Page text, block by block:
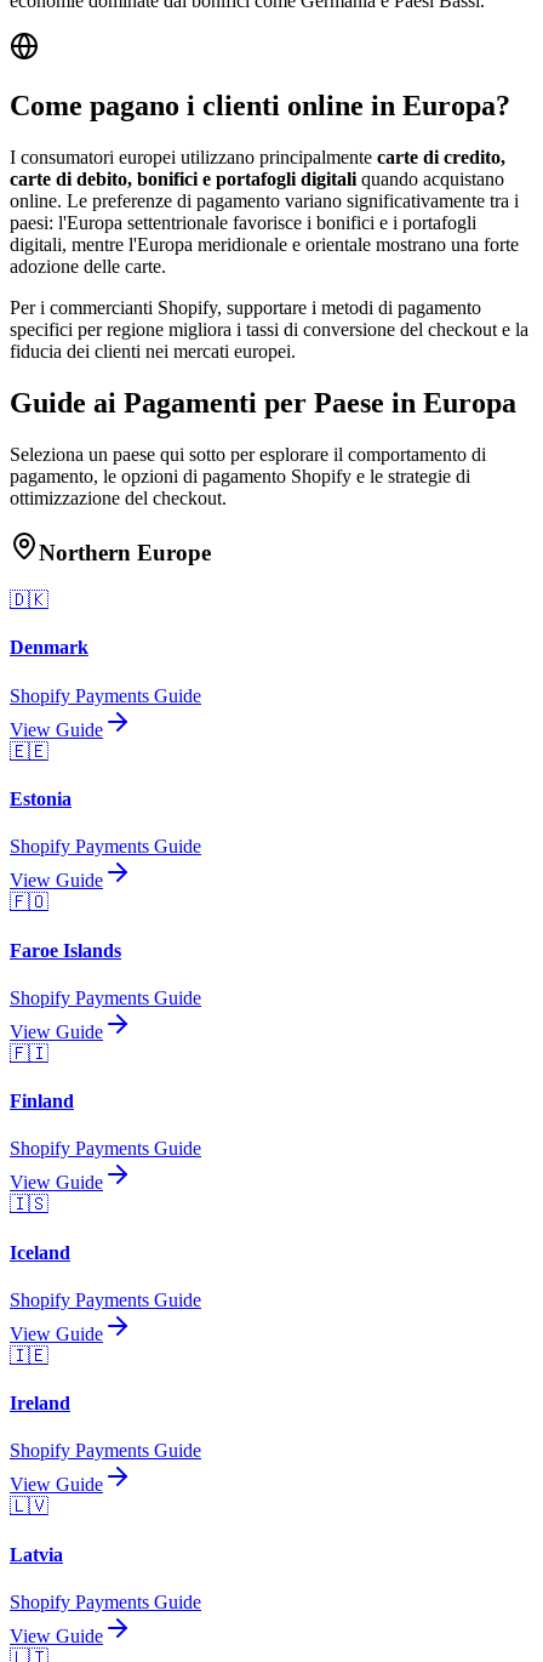
Come pagano i clienti online in Europa?
I consumatori europei utilizzano principalmente carte di credito,
carte di debito, bonifici e portafogli digitali quando acquistano
online. Le preferenze di pagamento variano significativamente tra i
paesi: l'Europa settentrionale favorisce i bonifici e i portafogli
digitali, mentre l'Europa meridionale e orientale mostrano una forte
adozione delle carte.
Per i commercianti Shopify, supportare i metodi di pagamento
specifici per regione migliora i tassi di conversione del checkout e la
fiducia dei clienti nei mercati europei.
Guide ai Pagamenti per Paese in Europa
Seleziona un paese qui sotto per esplorare il comportamento di
pagamento, le opzioni di pagamento Shopify e le strategie di
ottimizzazione del checkout.
Northern Europe
🇩🇰
Denmark
Shopify Payments Guide
View Guide
🇪🇪
Estonia
Shopify Payments Guide
View Guide
🇫🇴
Faroe Islands
Shopify Payments Guide
View Guide
🇫🇮
Finland
Shopify Payments Guide
View Guide
🇮🇸
Iceland
Shopify Payments Guide
View Guide
🇮🇪
Ireland
Shopify Payments Guide
View Guide
🇱🇻
Latvia
Shopify Payments Guide
View Guide
🇱🇹